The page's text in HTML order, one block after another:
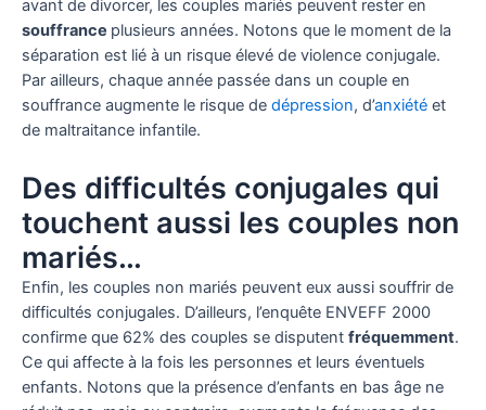
avant de divorcer, les couples mariés peuvent rester en
souffrance plusieurs années. Notons que le moment de la
séparation est lié à un risque élevé de violence conjugale.
Par ailleurs, chaque année passée dans un couple en
souffrance augmente le risque de dépression, d’anxiété et
de maltraitance infantile.
Des difficultés conjugales qui
touchent aussi les couples non
mariés…
Enfin, les couples non mariés peuvent eux aussi souffrir de
difficultés conjugales. D’ailleurs, l’enquête ENVEFF 2000
confirme que 62% des couples se disputent fréquemment.
Ce qui affecte à la fois les personnes et leurs éventuels
enfants. Notons que la présence d’enfants en bas âge ne